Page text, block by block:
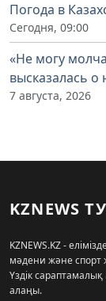
Погода в
Сегодня, 09:00
«Не могу
высказалась
7 августа, 2026
KZNEWS
KZNEWS.KZ -
мәдени және спорт
Үздік
алаңы.